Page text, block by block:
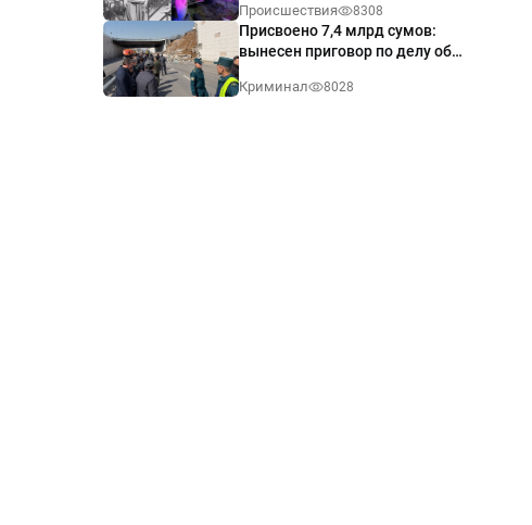
Происшествия 8308
Присвоено 7,4 млрд сумов:
вынесен приговор по делу об
Ташкенте
Криминал 8028